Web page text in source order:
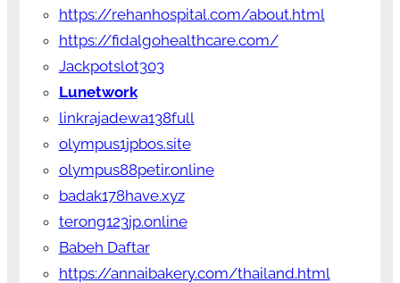
https://rehanhospital.com/about.html
https://fidalgohealthcare.com/
Jackpotslot303
Lunetwork
linkrajadewa138full
olympus1jpbos.site
olympus88petir.online
badak178have.xyz
terong123jp.online
Babeh Daftar
https://annaibakery.com/thailand.html